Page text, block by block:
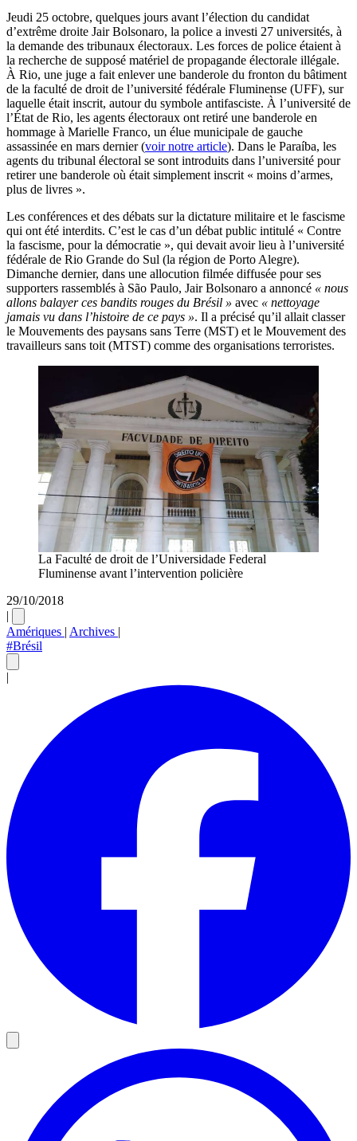
Jeudi 25 octobre, quelques jours avant l’élection du candidat
d’extrême droite Jair Bolsonaro, la police a investi 27 universités, à
la demande des tribunaux électoraux. Les forces de police étaient à
la recherche de supposé matériel de propagande électorale illégale.
À Rio, une juge a fait enlever une banderole du fronton du bâtiment
de la faculté de droit de l’université fédérale Fluminense (UFF), sur
laquelle était inscrit, autour du symbole antifasciste. À l’université de
l’État de Rio, les agents électoraux ont retiré une banderole en
hommage à Marielle Franco, un élue municipale de gauche
assassinée en mars dernier (voir notre article). Dans le Paraíba, les
agents du tribunal électoral se sont introduits dans l’université pour
retirer une banderole où était simplement inscrit « moins d’armes,
plus de livres ».
Les conférences et des débats sur la dictature militaire et le fascisme
qui ont été interdits. C’est le cas d’un débat public intitulé « Contre
la fascisme, pour la démocratie », qui devait avoir lieu à l’université
fédérale de Rio Grande do Sul (la région de Porto Alegre).
Dimanche dernier, dans une allocution filmée diffusée pour ses
supporters rassemblés à São Paulo, Jair Bolsonaro a annoncé « nous
allons balayer ces bandits rouges du Brésil » avec « nettoyage
jamais vu dans l’histoire de ce pays ». Il a précisé qu’il allait classer
le Mouvements des paysans sans Terre (MST) et le Mouvement des
travailleurs sans toit (MTST) comme des organisations terroristes.
La Faculté de droit de l’Universidade Federal
Fluminense avant l’intervention policière
29/10/2018
|
Amériques | Archives |
#Brésil
|